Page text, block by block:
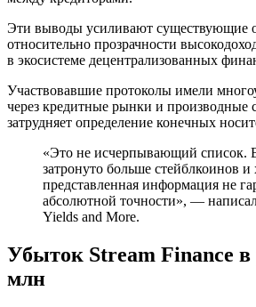
Эти выводы усиливают существующие
относительно прозрачности
в экосистеме децентрализованных
Участвовавшие протоколы имели
через кредитные рынки и производные
затрудняет определение конечных
«Это не исчерпывающий список.
затронуто больше стейблкоинов
представленная информация не
абсолютной точности», —
Yields and More.
Убыток Stream Finance в
млн